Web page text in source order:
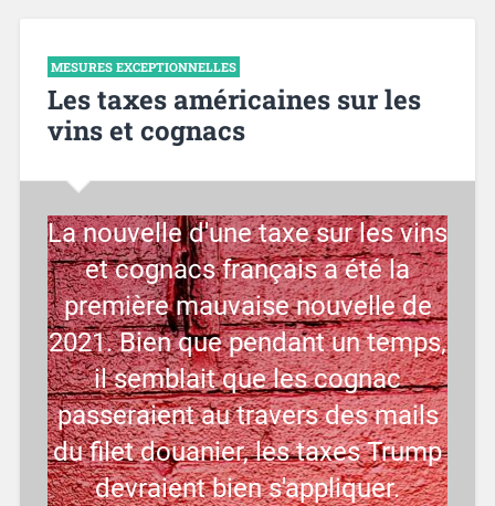
MESURES EXCEPTIONNELLES
Les taxes américaines sur les
vins et cognacs
La nouvelle d'une taxe sur les vins
et cognacs français a été la
première mauvaise nouvelle de
2021. Bien que pendant un temps,
il semblait que les cognac
passeraient au travers des mails
du filet douanier, les taxes Trump
devraient bien s'appliquer.